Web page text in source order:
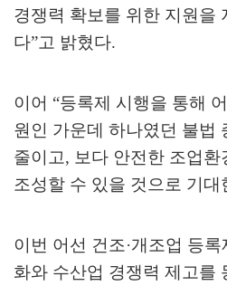
경쟁력 확보를 위한 지원을
다”고 밝혔다.
이어 “등록제 시행을 통해
원인 가운데 하나였던 불법
줄이고, 보다 안전한 조업
조성할 수 있을 것으로 기대
이번 어선 건조·개조업 등
화와 수산업 경쟁력 제고를